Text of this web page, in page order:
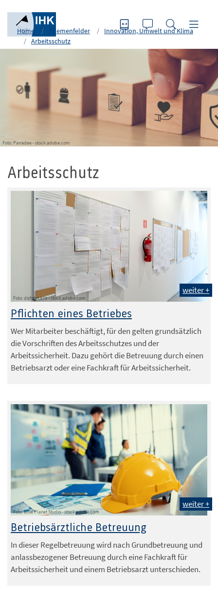
Home Themenfelder
Innovation, Umwelt und Klima
Arbeitsschutz
Foto: Parradee - stock.adobe.com
Arbeitsschutz
Foto: dizfoto1973 - stock.adobe.com
weiter +
Pflichten eines Betriebes
Wer Mitarbeiter beschäftigt, für den gelten grundsätzlich
die Vorschriften des Arbeitsschutzes und der
Arbeitssicherheit. Dazu gehört die Betreuung durch einen
Betriebsarzt oder eine Fachkraft für Arbeitssicherheit.
Foto: Blue Planet Studio - stock.adobe.com
weiter +
Betriebsärztliche Betreuung
In dieser Regelbetreuung wird nach Grundbetreuung und
anlassbezogener Betreuung durch eine Fachkraft für
Arbeitssicherheit und einem Betriebsarzt unterschieden.